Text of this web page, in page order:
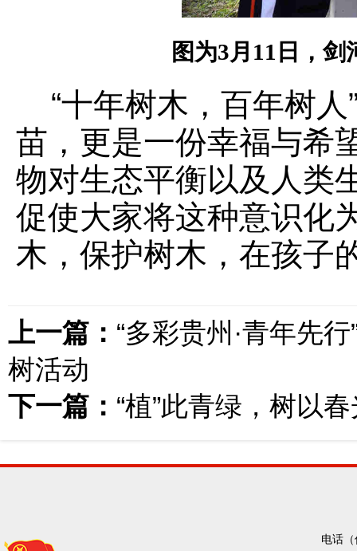
图为3月11日，
“十年树木，百年树人
苗，更是一份幸福与希
物对生态平衡以及人类
促使大家将这种意识化
木，保护树木，在孩子
上一篇： “多彩贵州·青年先
树活动
下一篇： “植”此青绿，树以
电话